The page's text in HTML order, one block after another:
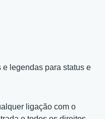
e legendas para status e
ligação com o